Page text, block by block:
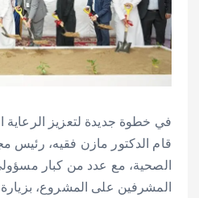
في خطوة جديدة لتعزيز
قام الدكتور مازن فقيه، رئيس
الصحية، مع عدد من كبار
المشرفين على المشروع،